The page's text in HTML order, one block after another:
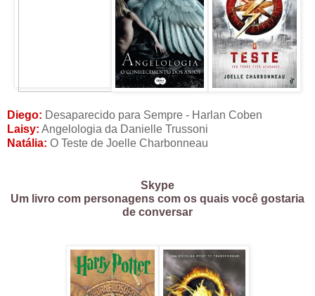
Diego: Desaparecido para Sempre - Harlan Coben
Laisy: Angelologia da Danielle Trussoni
Natália: O Teste de Joelle Charbonneau
Skype
Um livro com personagens com os quais você gostaria
de conversar